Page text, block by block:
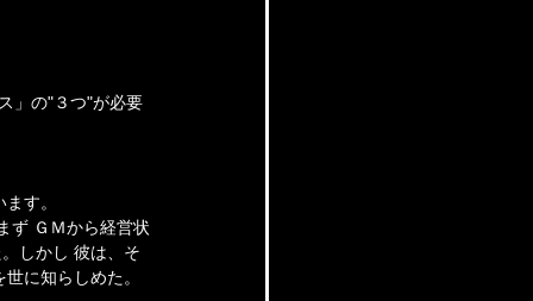
」の"３つ"が必要
す。
ず ＧＭから経営状
しかし 彼は、そ
に知らしめた。